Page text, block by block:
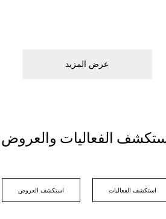
ﻋﺮﺽ اﻟﻤﺰﻳﺪ
اﻟﻔﻌﺎﻟﻴﺎﺕ ﻭاﻟﻌﺮﻭﺽ
اﺳﺘﻜﺸﻒ اﻟﻔﻌﺎﻟﻴﺎﺕ اﺳﺘﻜﺸﻒ اﻟﻌﺮﻭﺽ